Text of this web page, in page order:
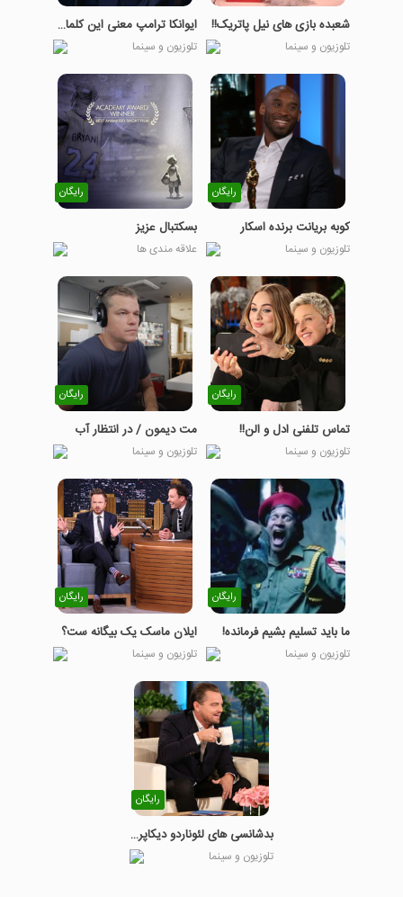
شعبده بازی های نیل پاتریک!!
تلوزیون و سینما
ایوانکا ترامپ معنی این کلمات رو نمیدونه؟
تلوزیون و سینما
رایگان
کوبه بریانت برنده اسکار
تلوزیون و سینما
رایگان
بسکتبال عزیز
علاقه مندی ها
رایگان
تماس تلفنی ادل و الن!!
تلوزیون و سینما
رایگان
مت دیمون / در انتظار آب
تلوزیون و سینما
رایگان
ما باید تسلیم بشیم فرمانده!
تلوزیون و سینما
رایگان
ایلان ماسک یک بیگانه ست؟
تلوزیون و سینما
رایگان
بدشانسی های لئوناردو دیکاپریو!
تلوزیون و سینما